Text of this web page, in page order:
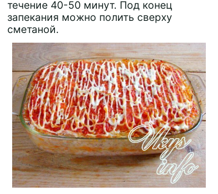
течение 40-50 минут. Под конец
запекания можно полить сверху
сметаной.